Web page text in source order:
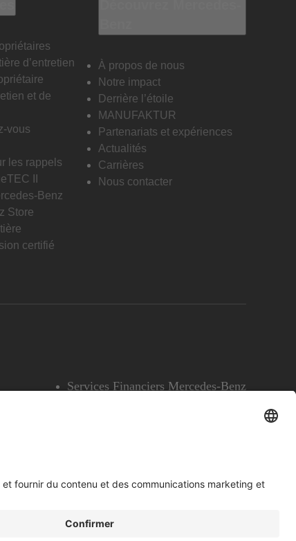
d’entretien
et de
vous
les rappels
II
Benz
Store
certifié
À propos de nous
Notre impact
Derrière l’étoile
MANUFAKTUR
Partenariats et expériences
Actualités
Carrières
Nous contacter
Services Financiers Mercedes-Benz